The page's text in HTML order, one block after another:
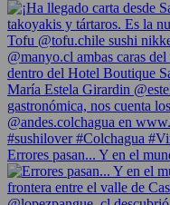
Errores pasan... Y en el